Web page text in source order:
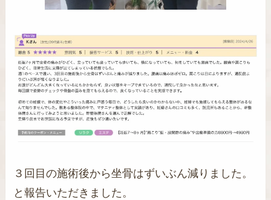
３回目の施術後から坐骨はずいぶん減りました。
と報告いただきました。